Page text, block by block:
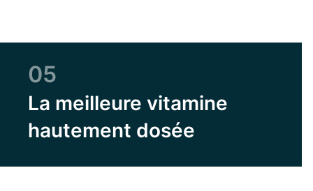
05
La meilleure vitamine
hautement dosée